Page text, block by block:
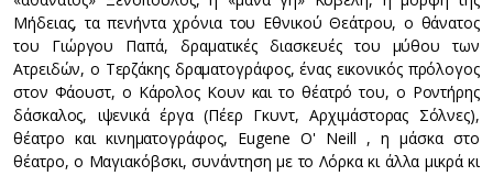
Μήδειας, τα πενήντα χρόνια του Εθνικού Θεάτρου, ο θάνατος
του Γιώργου Παπά, δραματικές διασκευές του μύθου των
Ατρειδών, ο Τερζάκης δραματογράφος, ένας εικονικός πρόλογος
στον Φάουστ, ο Κάρολος Κουν και το θέατρό του, ο Ροντήρης
δάσκαλος, ιψενικά έργα (Πέερ Γκυντ, Αρχιμάστορας Σόλνες),
θέατρο και κινηματογράφος, Eugene O' Neill , η μάσκα στο
θέατρο, ο Μαγιακόβσκι, συνάντηση με το Λόρκα κι άλλα μικρά κι